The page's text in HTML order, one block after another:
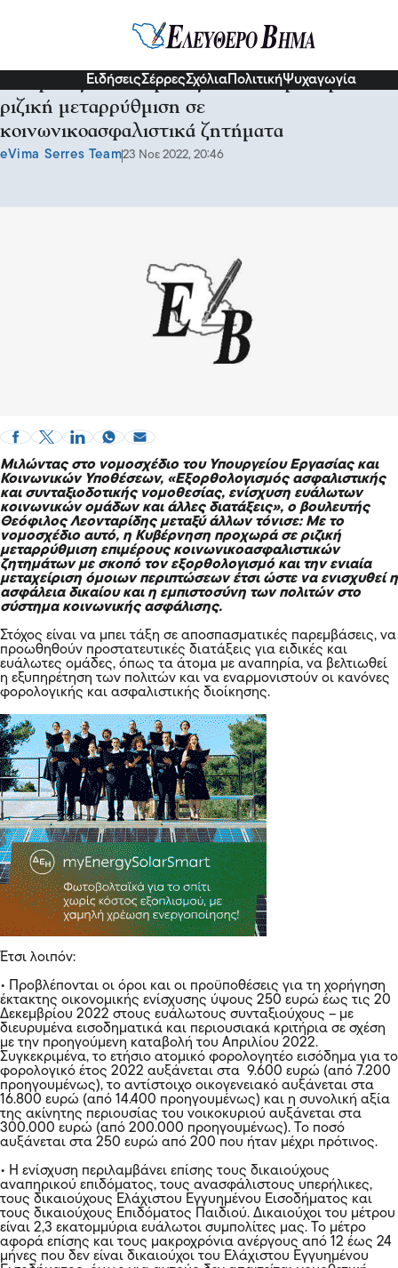
ΕιδήσειςΣέρρεςΣχόλια ΠολιτικήΨυχαγωγία
Θεόφιλος Λεονταρίδης: Η ΝΔ προχωρά σε
ριζική μεταρρύθμιση σε
κοινωνικοασφαλιστικά ζητήματα
eVima Serres Team23 Νοε 2022, 20:46
Μιλώντας στο νομοσχέδιο του Υπουργείου Εργασίας και
Κοινωνικών Υποθέσεων, «Εξορθολογισμός ασφαλιστικής
και συνταξιοδοτικής νομοθεσίας, ενίσχυση ευάλωτων
κοινωνικών ομάδων και άλλες διατάξεις», οβουλευτής
Θεόφιλος Λεονταρίδηςμεταξύ άλλων τόνισε: Με το
νομοσχέδιο αυτό, η Κυβέρνηση προχωρά σε ριζική
μεταρρύθμιση επιμέρους κοινωνικοασφαλιστικών
ζητημάτων με σκοπό τον εξορθολογισμό και την ενιαία
μεταχείριση όμοιων περιπτώσεων έτσι ώστε να ενισχυθεί η
ασφάλεια δικαίου και η εμπιστοσύνη των πολιτών στο
σύστημα κοινωνικής ασφάλισης.
Στόχος είναι να μπει τάξη σε αποσπασματικές παρεμβάσεις, να
προωθηθούν προστατευτικές διατάξεις για ειδικές και
ευάλωτες ομάδες, όπως τα άτομα με αναπηρία, να βελτιωθεί
η εξυπηρέτηση των πολιτών και να εναρμονιστούν οι κανόνες
φορολογικής και ασφαλιστικής διοίκησης.
Έτσι λοιπόν:
• Προβλέπονται οι όροι και οι προϋποθέσεις για τη χορήγηση
έκτακτης οικονομικής ενίσχυσης ύψους 250 ευρώ έως τις 20
Δεκεμβρίου 2022 στους ευάλωτους συνταξιούχους – με
διευρυμένα εισοδηματικά και περιουσιακά κριτήρια σε σχέση
με την προηγούμενη καταβολή του Απριλίου 2022.
Συγκεκριμένα, το ετήσιο ατομικό φορολογητέο εισόδημα για το
φορολογικό έτος 2022 αυξάνεται στα 9.600 ευρώ (από 7.200
προηγουμένως), το αντίστοιχο οικογενειακό αυξάνεται στα
16.800 ευρώ (από 14.400 προηγουμένως) και η συνολική αξία
της ακίνητης περιουσίας του νοικοκυριού αυξάνεται στα
300.000 ευρώ (από 200.000 προηγουμένως). Το ποσό
αυξάνεται στα 250 ευρώ από 200 που ήταν μέχρι πρότινος.
• Η ενίσχυση περιλαμβάνει επίσης τους δικαιούχους
αναπηρικού επιδόματος, τους ανασφάλιστους υπερήλικες,
τους δικαιούχους Ελάχιστου Εγγυημένου Εισοδήματος και
τους δικαιούχους Επιδόματος Παιδιού. Δικαιούχοι του μέτρου
είναι 2,3 εκατομμύρια ευάλωτοι συμπολίτες μας. Το μέτρο
αφορά επίσης και τους μακροχρόνια ανέργους από 12 έως 24
μήνες που δεν είναι δικαιούχοι του Ελάχιστου Εγγυημένου